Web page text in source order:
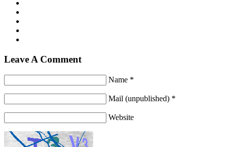
Leave A Comment
Name *
Mail (unpublished) *
Website